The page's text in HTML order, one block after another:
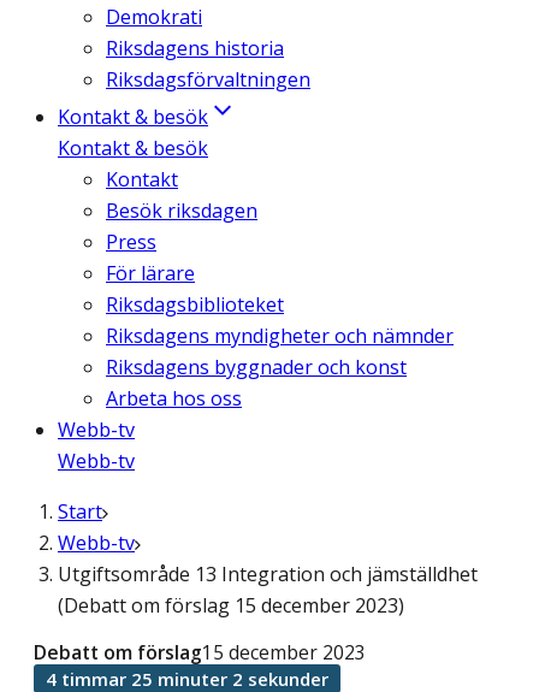
Demokrati
Riksdagens historia
Riksdagsförvaltningen
Kontakt & besök
Kontakt & besök
Kontakt
Besök riksdagen
Press
För lärare
Riksdagsbiblioteket
Riksdagens myndigheter och nämnder
Riksdagens byggnader och konst
Arbeta hos oss
Webb-tv
Webb-tv
Start
Webb-tv
Utgiftsområde 13 Integration och jämställdhet
(Debatt om förslag 15 december 2023)
Debatt om förslag15 december 2023
4 timmar 25 minuter 2 sekunder